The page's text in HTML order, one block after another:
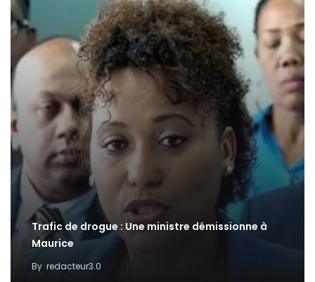
Trafic de drogue : Une ministre démissionne à
Maurice
By redacteur3.0